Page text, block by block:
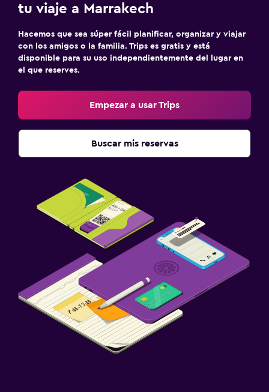
tu viaje a Marrakech
Hacemos que sea súper fácil planificar, organizar y viajar
con los amigos o la familia. Trips es gratis y está
disponible para su uso independientemente del lugar en
el que reserves.
Empezar a usar Trips
Buscar mis reservas